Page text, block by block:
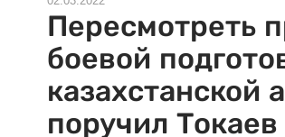
Пересмотреть
боевой
казахстанской
поручил Токаев